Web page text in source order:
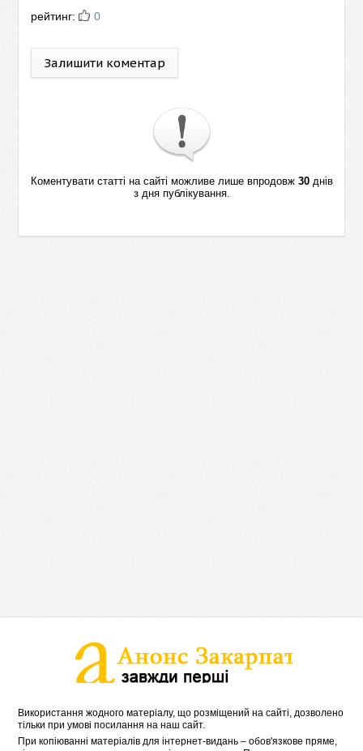
рейтинг: 0
Залишити коментар
Коментувати статті на сайті можливе лише впродовж 30днів
з дня публікування.
Використання жодного матеріалу, що розміщений на сайті, дозволено
тільки при умові посилання на наш сайт.
При копіюванні матеріалів для інтернет-видань – обов'язкове пряме,